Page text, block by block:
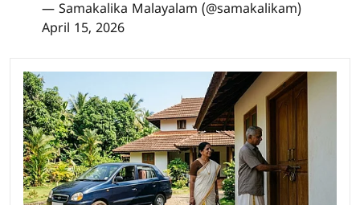
— Samakalika Malayalam (@samakalikam)
April 15, 2026